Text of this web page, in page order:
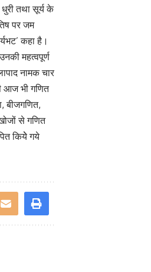
तथा सूर्य के
पर जम
कहा है।
महत्वपूर्ण
नामक चार
आज भी गणित
बीजगणित,
से गणित
कियेे गये